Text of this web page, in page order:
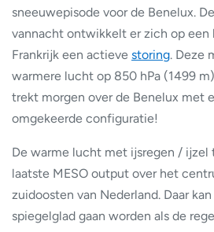
sneeuwepisode voor de Benelux.
vannacht ontwikkelt er zich op een
Frankrijk een actieve storing. Deze
warmere lucht op 850 hPa (1499
trekt morgen over de Benelux met
omgekeerde configuratie!
De warme lucht met ijsregen / ijzel
laatste MESO output over het
zuidoosten van Nederland. Daar
spiegelglad gaan worden als de